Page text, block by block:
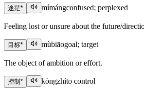
迷茫* mímángconfused; perplexed
Feeling lost or unsure about the future/
目标* mùbiāogoal; target
The object of ambition or effort.
控制 * kòngzhìto control